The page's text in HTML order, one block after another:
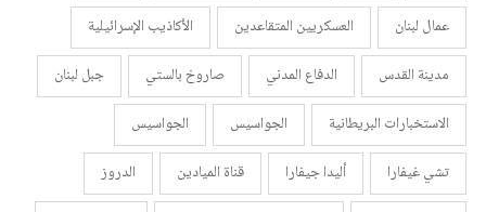
عمال لبنان
العسكريين المتقاعدين
الأكاذيب الإسرائيلية
مدينة القدس
الدفاع المدني صاروخ بالستي
جبل لبنان
الاستخبارات البريطانية
الجواسيس
الجواسيس
تشي غيفارا
أليدا جيفارا قناة الميادين
الدروز